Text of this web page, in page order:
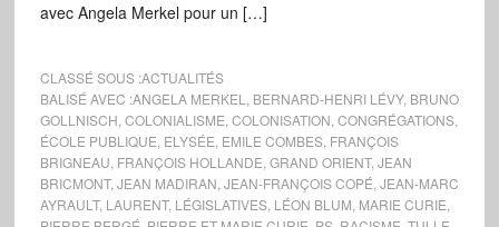
avec Angela Merkel pour un […]
CLASSÉ SOUS :ACTUALITÉS
BALISÉ AVEC :ANGELA MERKEL BERNARD-HENRI LÉVY, BRUNO
GOLLNISCH COLONIALISME COLONISATION CONGRÉGATIONS,
ÉCOLE PUBLIQUE ELYSÉE EMILE COMBES, FRANÇOIS
BRIGNEAU FRANÇOIS HOLLANDE GRAND ORIENT, JEAN
BRICMONT, JEAN MADIRAN JEAN-FRANÇOIS COPÉ JEAN-MARC
AYRAULT, LAURENT, LÉGISLATIVES, LÉON BLUM MARIE CURIE